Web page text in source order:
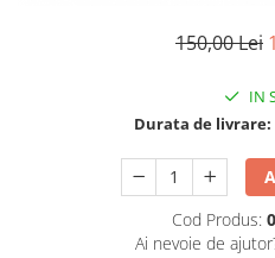
Echipament Impermeabil
Accesorii echipamente
150,00 Lei
IN
Durata de livrare:
Cod Produs:
Ai nevoie de